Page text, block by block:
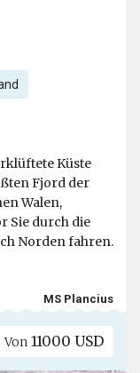
Küste
Fjord der
Walen,
Sie durch die
Norden fahren.
MS Plancius
Von 11000 USD